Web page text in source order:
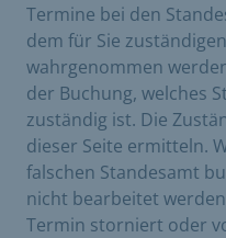
Termine bei den
dem für Sie
wahrgenommen
der Buchung, welches
zuständig ist. Die
dieser Seite ermitteln.
falschen Standesamt
nicht bearbeitet
Termin storniert oder